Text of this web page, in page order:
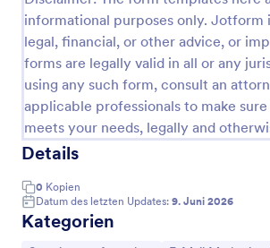
informational purposes only. Jotform
legal, financial, or other advice, or
forms are legally valid in all or any
using any such form, consult an
applicable professionals to make
meets your needs, legally and
Details
0 Kopien
Datum des letzten Updates: 9. Juni 2026
Kategorien
Vorlage
Vorschau